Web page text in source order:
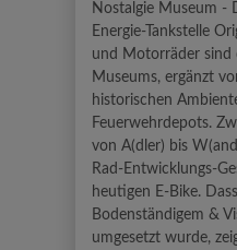
Nostalgie Museum -
Energie-Tankstelle
und Motorräder sind
Museums, ergänzt
historischen
Feuerwehrdepots.
von A(dler) bis
Rad-Entwicklungs-
heutigen E-Bike.
Bodenständigem &
umgesetzt wurde,